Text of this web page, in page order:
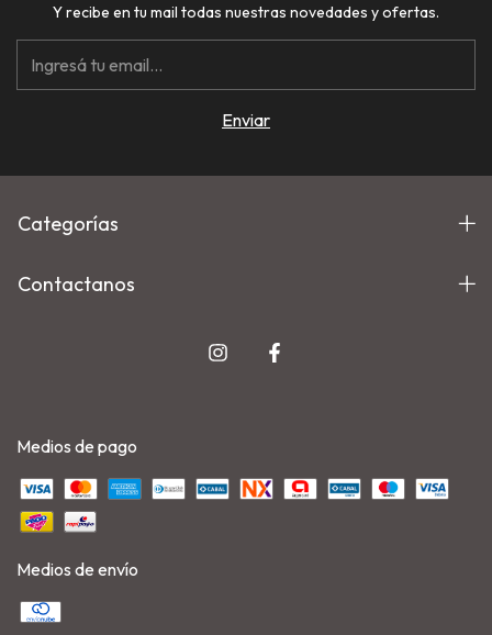
Y recibe en tu mail todas nuestras novedades y ofertas.
Categorías
Contactanos
Medios de pago
Medios de envío